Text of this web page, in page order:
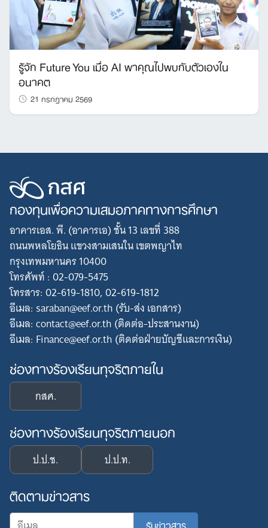
รู้จัก Future You เมื่อ AI พาคุณไปพบกับตัวเองใน
อนาคต
21 กรกฎาคม 2569
กองทุนเพื่อความเสมอภาคทางการศึกษา
อาคารเอส. พี. (อาคารเอ) ชั้น 13 เลขที่ 388
ถนนพหลโยธิน แขวงสามเสนใน เขตพญาไท
กรุงเทพมหานคร 10400
โทรศัพท์ : 02-079-5475
โทรสาร: 02-619-1810, 02-619-1812
อีเมล: saraban@eef.or.th (รับ-ส่ง เอกสาร)
อีเมล: contact@eef.or.th (ติดต่อ-ประสานงาน)
อีเมล: Finance@eef.or.th (ติดต่อฝ่ายบัญชีและการเงิน)
ช่องทางร้องเรียนทุจริตภายใน
กสศ.
ช่องทางร้องเรียนทุจริตภายนอก
ป.ป.ช. ป.ป.ท.
ติดตามข่าวสาร